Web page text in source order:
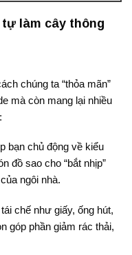
làm cây thông
chúng ta “thỏa mãn”
mà còn mang lại nhiều
bạn chủ động về kiểu
đồ sao cho “bắt nhịp”
ngôi nhà.
chế như giấy, ống hút,
góp phần giảm rác thải,